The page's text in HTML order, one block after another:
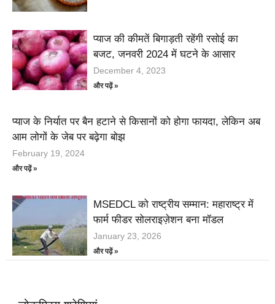
प्याज की कीमतें बिगाड़ती रहेंगी रसोई का
बजट, जनवरी 2024 में घटने के आसार
December 4, 2023
और पढ़ें »
प्याज के निर्यात पर बैन हटाने से किसानों को होगा फायदा, लेकिन अब
आम लोगों के जेब पर बढ़ेगा बोझ
February 19, 2024
और पढ़ें »
MSEDCL को राष्ट्रीय सम्मान: महाराष्ट्र में
फार्म फीडर सोलराइज़ेशन बना मॉडल
January 23, 2026
और पढ़ें »